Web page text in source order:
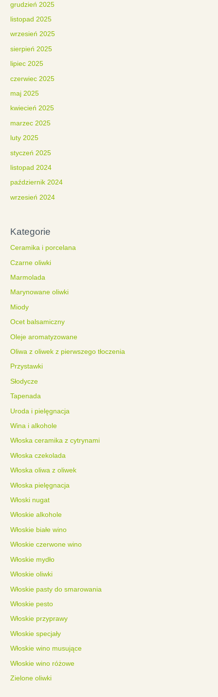
grudzień 2025
listopad 2025
wrzesień 2025
sierpień 2025
lipiec 2025
czerwiec 2025
maj 2025
kwiecień 2025
marzec 2025
luty 2025
styczeń 2025
listopad 2024
październik 2024
wrzesień 2024
Kategorie
Ceramika i porcelana
Czarne oliwki
Marmolada
Marynowane oliwki
Miody
Ocet balsamiczny
Oleje aromatyzowane
Oliwa z oliwek z pierwszego tłoczenia
Przystawki
Słodycze
Tapenada
Uroda i pielęgnacja
Wina i alkohole
Włoska ceramika z cytrynami
Włoska czekolada
Włoska oliwa z oliwek
Włoska pielęgnacja
Włoski nugat
Włoskie alkohole
Włoskie białe wino
Włoskie czerwone wino
Włoskie mydło
Włoskie oliwki
Włoskie pasty do smarowania
Włoskie pesto
Włoskie przyprawy
Włoskie specjały
Włoskie wino musujące
Włoskie wino różowe
Zielone oliwki